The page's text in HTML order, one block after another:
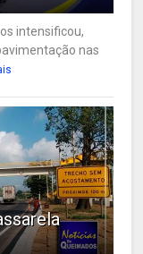
intensificou,
nas